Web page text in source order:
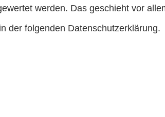
werden. Das geschieht vor
der folgenden Datenschutzerklärung.